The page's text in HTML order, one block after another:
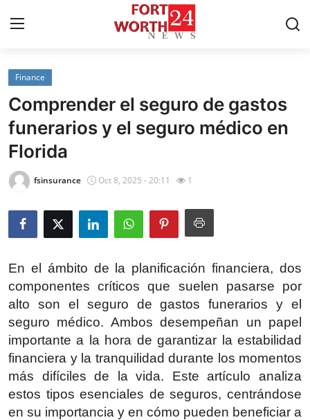
Home
Contact
Press Release
Privacy Policy
About
Submit Press Release
Health
Guest Posting
Advertise with US
Finance
Comprender el seguro de gastos
funerarios y el seguro médico en
Florida
fsinsurance Oct 8, 2025 - 20:11 1
En el ámbito de la planificación financiera, dos
componentes críticos que suelen pasarse por
alto son el seguro de gastos funerarios y el
seguro médico. Ambos desempeñan un papel
importante a la hora de garantizar la estabilidad
financiera y la tranquilidad durante los momentos
más difíciles de la vida. Este artículo analiza
estos tipos esenciales de seguros, centrándose
en su importancia y en cómo pueden beneficiar a